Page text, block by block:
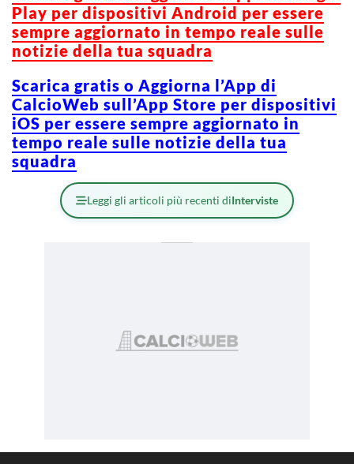
Play per dispositivi Android per essere
sempre aggiornato in tempo reale sulle
notizie della tua squadra
Scarica gratis o Aggiorna l’App di
CalcioWeb sull’App Store per dispositivi
iOS per essere sempre aggiornato in
tempo reale sulle notizie della tua
squadra
Leggi gli articoli più recenti diInterviste